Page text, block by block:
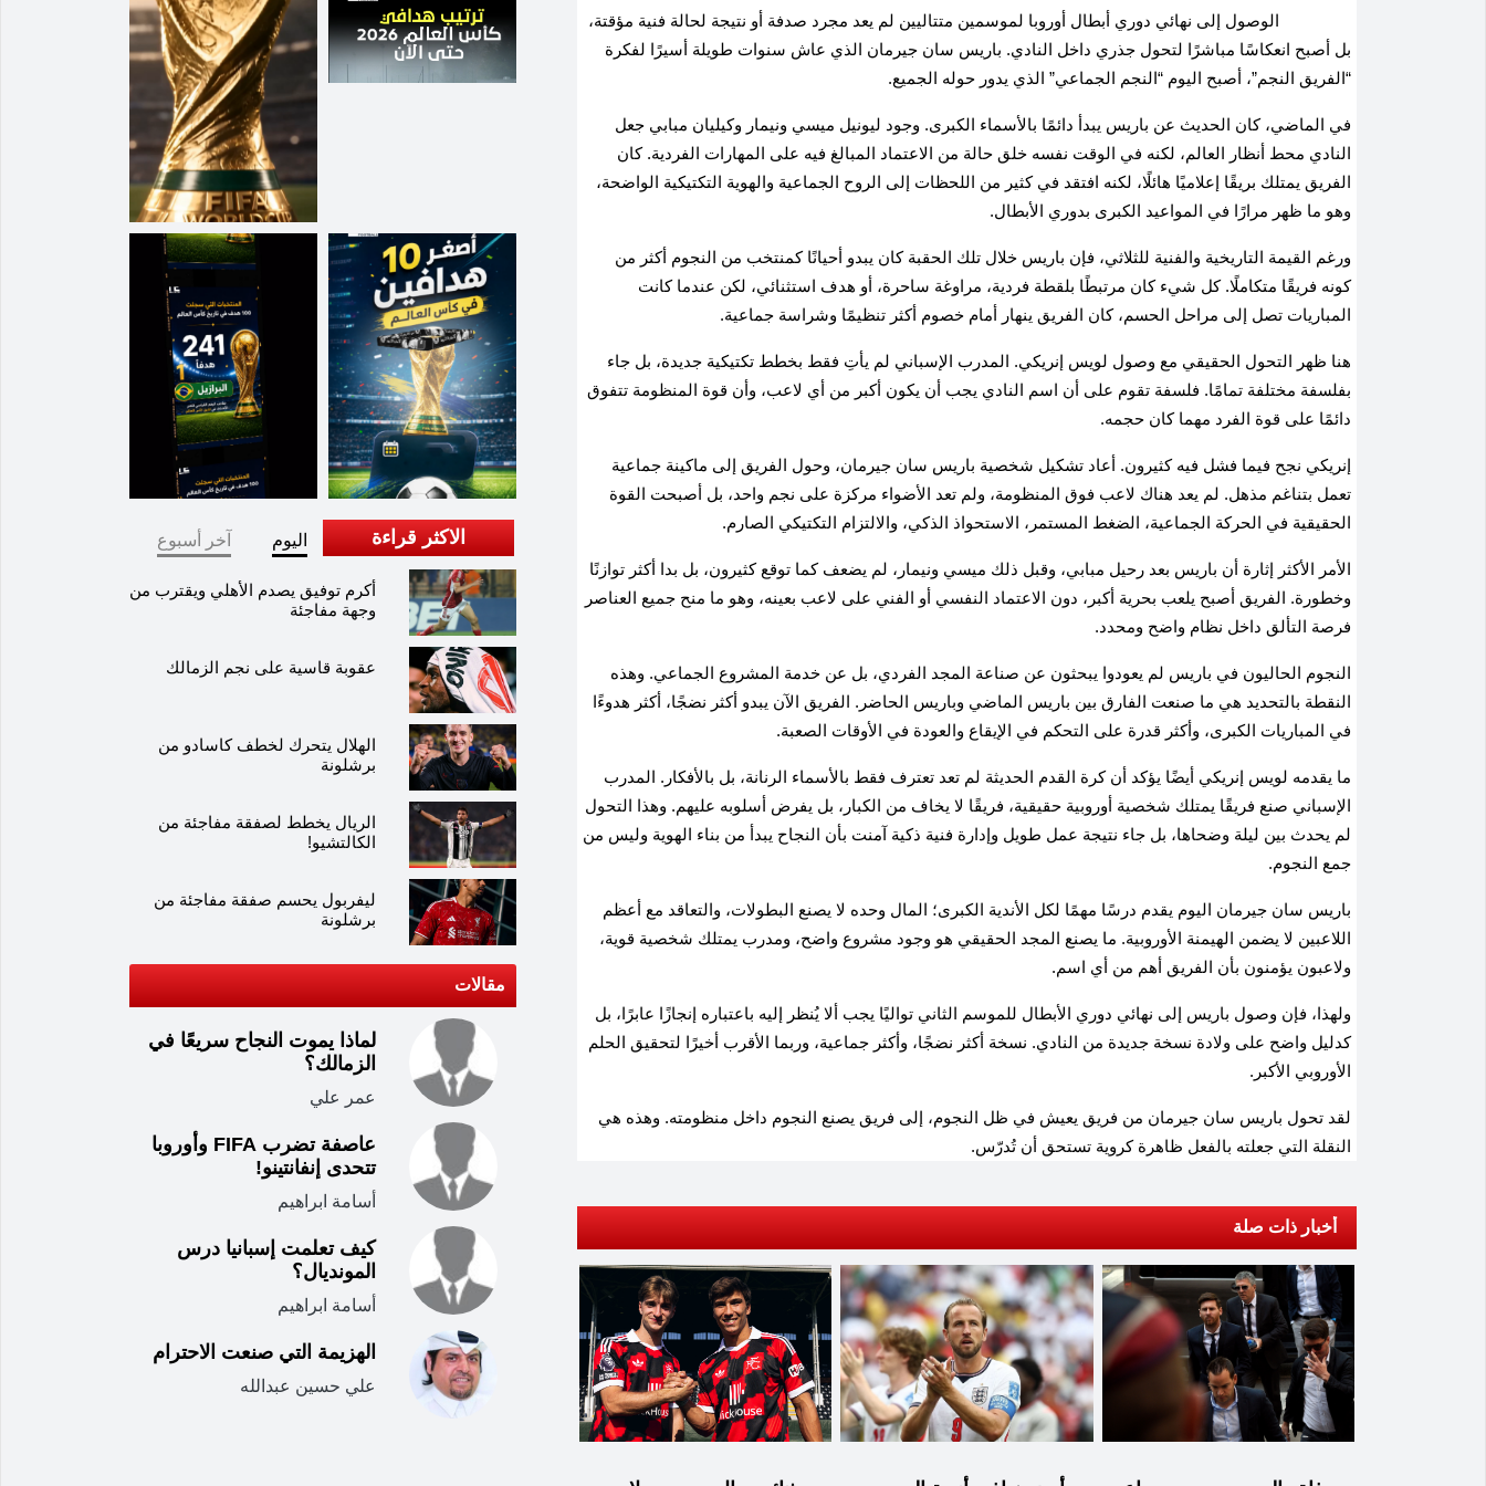
الوصول إلى نهائي دوري أبطال أوروبا لموسمين متتاليين لم يعد مجرد صدفة أو نتيجة لحالة فنية مؤقتة،
بل أصبح انعكاسًا مباشرًا لتحول جذري داخل النادي. باريس سان جيرمان الذي عاش سنوات طويلة أسيرًا لفكرة
“الفريق النجم”، أصبح اليوم “النجم الجماعي” الذي يدور حوله الجميع.
في الماضي، كان الحديث عن باريس يبدأ دائمًا بالأسماء الكبرى. وجود ليونيل ميسي ونيمار وكيليان مبابي جعل
النادي محط أنظار العالم، لكنه في الوقت نفسه خلق حالة من الاعتماد المبالغ فيه على المهارات الفردية. كان
الفريق يمتلك بريقًا إعلاميًا هائلًا، لكنه افتقد في كثير من اللحظات إلى الروح الجماعية والهوية التكتيكية الواضحة،
وهو ما ظهر مرارًا في المواعيد الكبرى بدوري الأبطال.
ورغم القيمة التاريخية والفنية للثلاثي، فإن باريس خلال تلك الحقبة كان يبدو أحيانًا كمنتخب من النجوم أكثر من
كونه فريقًا متكاملًا. كل شيء كان مرتبطًا بلقطة فردية، مراوغة ساحرة، أو هدف استثنائي، لكن عندما كانت
المباريات تصل إلى مراحل الحسم، كان الفريق ينهار أمام خصوم أكثر تنظيمًا وشراسة جماعية.
هنا ظهر التحول الحقيقي مع وصول لويس إنريكي. المدرب الإسباني لم يأتِ فقط بخطط تكتيكية جديدة، بل جاء
بفلسفة مختلفة تمامًا. فلسفة تقوم على أن اسم النادي يجب أن يكون أكبر من أي لاعب، وأن قوة المنظومة تتفوق
دائمًا على قوة الفرد مهما كان حجمه.
إنريكي نجح فيما فشل فيه كثيرون. أعاد تشكيل شخصية باريس سان جيرمان، وحول الفريق إلى ماكينة جماعية
تعمل بتناغم مذهل. لم يعد هناك لاعب فوق المنظومة، ولم تعد الأضواء مركزة على نجم واحد، بل أصبحت القوة
الحقيقية في الحركة الجماعية، الضغط المستمر، الاستحواذ الذكي، والالتزام التكتيكي الصارم.
الأمر الأكثر إثارة أن باريس بعد رحيل مبابي، وقبل ذلك ميسي ونيمار، لم يضعف كما توقع كثيرون، بل بدا أكثر توازنًا
وخطورة. الفريق أصبح يلعب بحرية أكبر، دون الاعتماد النفسي أو الفني على لاعب بعينه، وهو ما منح جميع العناصر
فرصة التألق داخل نظام واضح ومحدد.
النجوم الحاليون في باريس لم يعودوا يبحثون عن صناعة المجد الفردي، بل عن خدمة المشروع الجماعي. وهذه
النقطة بالتحديد هي ما صنعت الفارق بين باريس الماضي وباريس الحاضر. الفريق الآن يبدو أكثر نضجًا، أكثر هدوءًا
في المباريات الكبرى، وأكثر قدرة على التحكم في الإيقاع والعودة في الأوقات الصعبة.
ما يقدمه لويس إنريكي أيضًا يؤكد أن كرة القدم الحديثة لم تعد تعترف فقط بالأسماء الرنانة، بل بالأفكار. المدرب
الإسباني صنع فريقًا يمتلك شخصية أوروبية حقيقية، فريقًا لا يخاف من الكبار، بل يفرض أسلوبه عليهم. وهذا التحول
لم يحدث بين ليلة وضحاها، بل جاء نتيجة عمل طويل وإدارة فنية ذكية آمنت بأن النجاح يبدأ من بناء الهوية وليس من
جمع النجوم.
باريس سان جيرمان اليوم يقدم درسًا مهمًا لكل الأندية الكبرى؛ المال وحده لا يصنع البطولات، والتعاقد مع أعظم
اللاعبين لا يضمن الهيمنة الأوروبية. ما يصنع المجد الحقيقي هو وجود مشروع واضح، ومدرب يمتلك شخصية قوية،
ولاعبون يؤمنون بأن الفريق أهم من أي اسم.
ولهذا، فإن وصول باريس إلى نهائي دوري الأبطال للموسم الثاني تواليًا يجب ألا يُنظر إليه باعتباره إنجازًا عابرًا، بل
كدليل واضح على ولادة نسخة جديدة من النادي. نسخة أكثر نضجًا، وأكثر جماعية، وربما الأقرب أخيرًا لتحقيق الحلم
الأوروبي الأكبر.
لقد تحول باريس سان جيرمان من فريق يعيش في ظل النجوم، إلى فريق يصنع النجوم داخل منظومته. وهذه هي
النقلة التي جعلته بالفعل ظاهرة كروية تستحق أن تُدرّس.
أخبار ذات صلة
الاكثر قراءة اليوم آخر أسبوع
أكرم توفيق يصدم الأهلي ويقترب من
وجهة مفاجئة
عقوبة قاسية على نجم الزمالك
الهلال يتحرك لخطف كاسادو من
برشلونة
الريال يخطط لصفقة مفاجئة من
الكالتشيو!
ليفربول يحسم صفقة مفاجئة من
برشلونة
مقالات
لماذا يموت النجاح سريعًا في
الزمالك؟
عمر علي
عاصفة تضرب FIFA وأوروبا
تتحدى إنفانتينو!
أسامة ابراهيم
كيف تعلمت إسبانيا درس
المونديال؟
أسامة ابراهيم
الهزيمة التي صنعت الاحترام
علي حسين عبدالله